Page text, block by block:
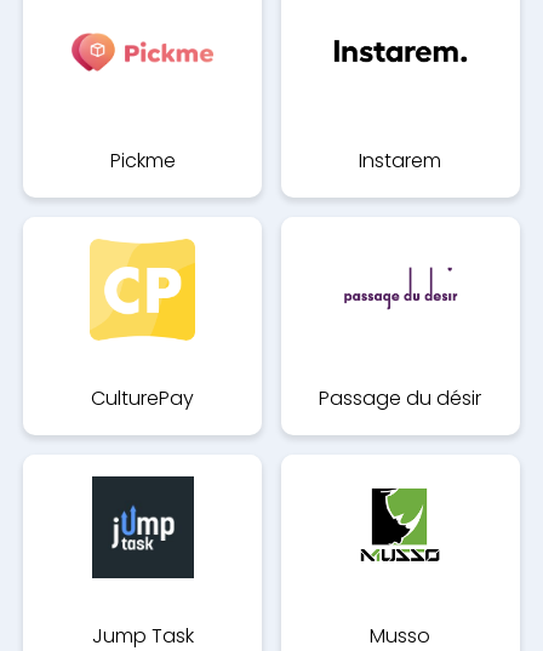
Pickme Instarem
CulturePay Passage du désir
Jump Task Musso